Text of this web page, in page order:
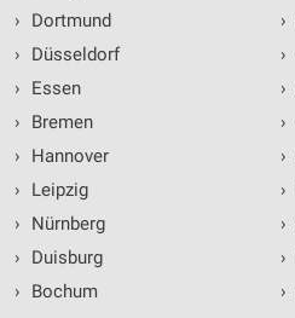
›
Dortmund
›
Düsseldorf
›
Essen
›
Bremen
›
Hannover
›
Leipzig
›
Nürnberg
›
Duisburg
›
Bochum
›
›
›
›
›
›
›
›
›